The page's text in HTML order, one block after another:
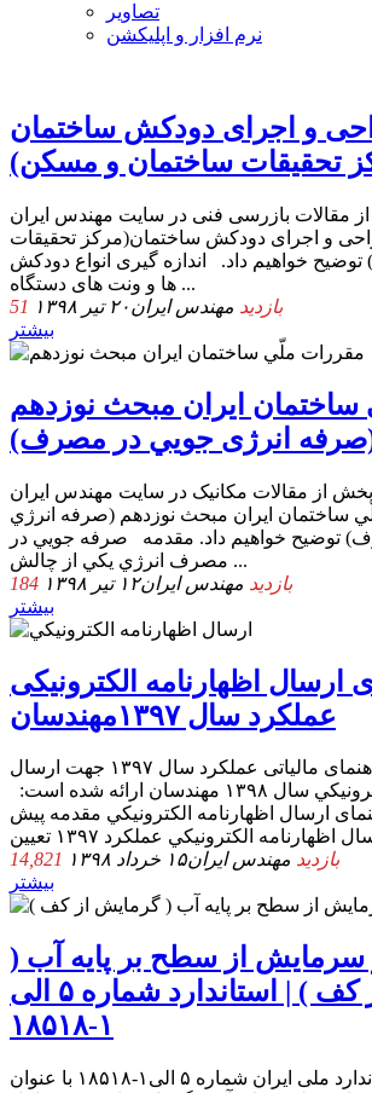
تصاویر
نرم افزار و اپلیکشن
و اجرای دودکش ساختمان
تحقیقات ساختمان و مسکن)
مقالات بازرسی فنی در سایت مهندس ایران
و اجرای دودکش ساختمان(مرکز تحقیقات
خواهیم داد. اندازه گیری انواع دودکش
ها و ونت های دستگاه ...
51 بازدید مهندس ایران۲۰ تیر ۱۳۹۸
بیشتر
اﻳﺮان ﻣﺒﺤﺚ ﻧﻮزدﻫﻢ
اﻧﺮژی ﺟﻮﻳﻲ در ﻣﺼﺮف)
بخش از مقالات مکانیک در سایت مهندس ایران
ﺳﺎﺧﺘﻤﺎن اﻳﺮان ﻣﺒﺤﺚ ﻧﻮزدﻫﻢ (ﺻﺮﻓﻪ اﻧﺮژي
توضیح خواهیم داد. ﻣﻘﺪﻣﻪ ﺻﺮﻓﻪ ﺟﻮﻳﻲ در
ﻣﺼﺮف اﻧﺮژي ﻳﻜﻲ از ﭼﺎﻟﺶ ...
184 بازدید مهندس ایران۱۲ تیر ۱۳۹۸
بیشتر
ارسال اظهارنامه الکترونیکی
عملکرد سال ۱۳۹۷مهندسان
در این بخش فایل راهنمای مالیاتی عملکرد سال ۱۳۹۷ جهت ارسال
اظهارنامه الکترونیکي سال ۱۳۹۸ مهندسان ارائه شده است:
ارسال اظهارنامه الکترونیکي مقدمه پیش
14,821 بازدید مهندس ایران۱۵ خرداد ۱۳۹۸
بیشتر
از سطح بر پایه آب (
گرمایش از کف ) | استاندارد شماره ۵ الی
۱-۱۸۵۱۸
در این بخش استاندارد ملی ایران شماره ۵ الی۱-۱۸۵۱۸ با عنوان